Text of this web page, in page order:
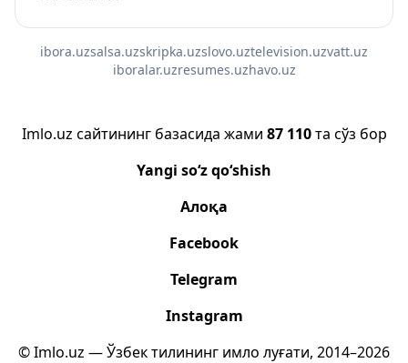
ibora.uzsalsa.uzskripka.uzslovo.uztelevision.uzvatt.uz
iboralar.uzresumes.uzhavo.uz
Imlo.uz сайтининг базасида жами 87 110та сўз бор
Yangi so‘z qo‘shish
Алоқа
Facebook
Telegram
Instagram
© Imlo.uz — Ўзбек тилининг имло луғати, 2014–2026